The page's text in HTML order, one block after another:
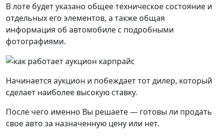
В лоте будет указано общее техническое состояние и
отдельных его элементов, а также общая
информация об автомобиле с подробными
фотографиями.
Начинается аукцион и побеждает тот дилер, который
сделает наиболее высокую ставку.
После чего именно Вы решаете — готовы ли продать
свое авто за назначенную цену или нет.